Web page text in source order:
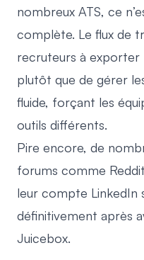
nombreux ATS, ce
complète. Le flux de
recruteurs à exporter
plutôt que de gérer
fluide, forçant les
outils différents.
Pire encore, de
forums comme
leur compte LinkedIn
définitivement après
Juicebox.